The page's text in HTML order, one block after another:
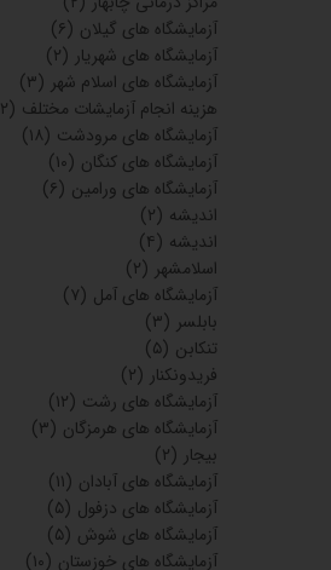
آزمایشگاه های گیلان (۶)
آزمایشگاه های شهریار (۲)
آزمایشگاه های اسلام شهر (۳)
هزینه انجام آزمایشات مختلف (۲)
آزمایشگاه های مرودشت (۱۸)
آزمایشگاه های کنگان (۱۰)
آزمایشگاه های ورامین (۶)
اندیشه (۲)
اندیشه (۴)
اسلامشهر (۲)
آزمایشگاه های آمل (۷)
بابلسر (۳)
تنکابن (۵)
فریدونکنار (۲)
آزمایشگاه های رشت (۱۲)
آزمایشگاه های هرمزگان (۳)
بیجار (۲)
آزمایشگاه های آبادان (۱۱)
آزمایشگاه های دزفول (۵)
آزمایشگاه های شوش (۵)
آزمایشگاه های خوزستان (۱۰)